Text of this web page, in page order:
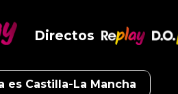
Directos
es Castilla-La Mancha